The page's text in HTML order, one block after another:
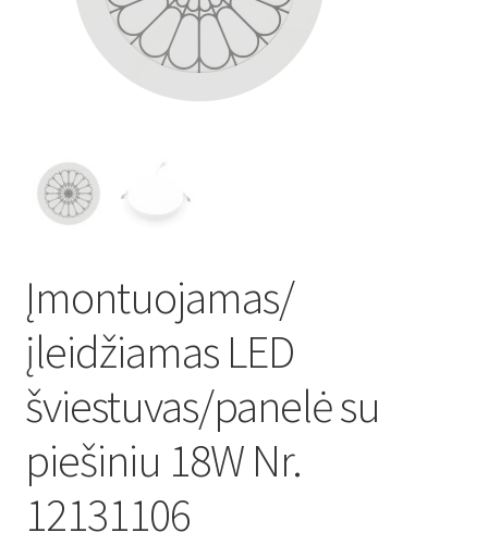
Privatumo politika
Atsiskaitymo informacija
Gamybos terminai ir procesas
Kontaktai
Krepšelis
Parduotuvė
Paskyra
Plastikai
Įmontuojamas/
įleidžiamas LED
šviestuvas/panelė su
piešiniu 18W Nr.
12131106